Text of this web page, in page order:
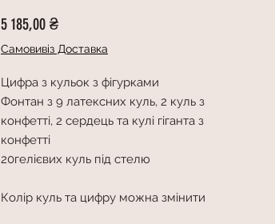
5 185,00 ₴Ціна
Самовивіз Доставка
Цифра з кульок з фігурками
Фонтан з 9 латексних куль, 2 куль з
конфетті, 2 сердець та кулі гіганта з
конфетті
20гелієвих куль під стелю
Колір куль та цифру можна змінити